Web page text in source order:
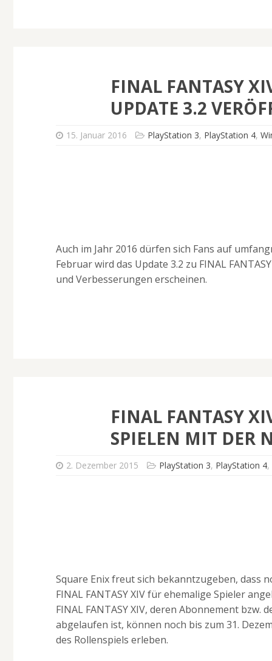
FINAL FANTASY
UPDATE 3.2
15. Januar 2016 PlayStation 3, PlayStation 4,
Auch im Jahr 2016 dürfen sich Fans auf
Februar wird das Update 3.2 zu FINAL
und Verbesserungen erscheinen.
FINAL FANTASY
SPIELEN MIT DER
2. Dezember 2015 PlayStation 3, PlayStation 4,
Square Enix freut sich bekanntzugeben, dass
FINAL FANTASY XIV für ehemalige Spieler
FINAL FANTASY XIV, deren Abonnement
abgelaufen ist, können noch bis zum 31.
des Rollenspiels erleben.